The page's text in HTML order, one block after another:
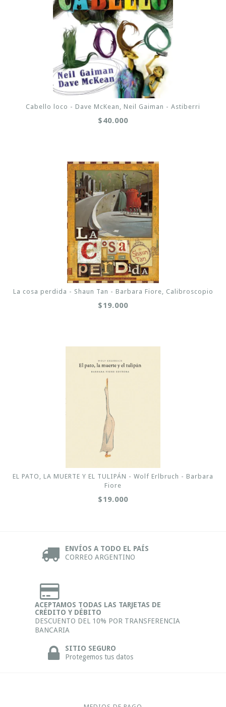
Cabello loco - Dave McKean, Neil Gaiman - Astiberri
$40.000
La cosa perdida - Shaun Tan - Barbara Fiore, Calibroscopio
$19.000
EL PATO, LA MUERTE Y EL TULIPÁN - Wolf Erlbruch - Barbara
Fiore
$19.000
ENVÍOS A TODO EL PAÍS
CORREO ARGENTINO
ACEPTAMOS TODAS LAS TARJETAS DE
CRÉDITO Y DÉBITO
DESCUENTO DEL 10% POR TRANSFERENCIA
BANCARIA
SITIO SEGURO
Protegemos tus datos